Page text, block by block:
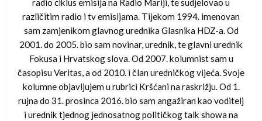
radio ciklus emisija na Radio Mariji, te sudjelovao u
različitim radio i tv emisijama. Tijekom 1994. imenovan
sam zamjenikom glavnog urednika Glasnika HDZ-a. Od
2001. do 2005. bio sam novinar, urednik, te glavni urednik
Fokusa i Hrvatskog slova. Od 2007. kolumnist sam u
časopisu Veritas, a od 2010. i član uredničkog vijeća. Svoje
kolumne objavljujem u rubrici Kršćani na raskrižju. Od 1.
rujna do 31. prosinca 2016. bio sam angažiran kao voditelj
i urednik tjednog jednosatnog političkog talk showa na